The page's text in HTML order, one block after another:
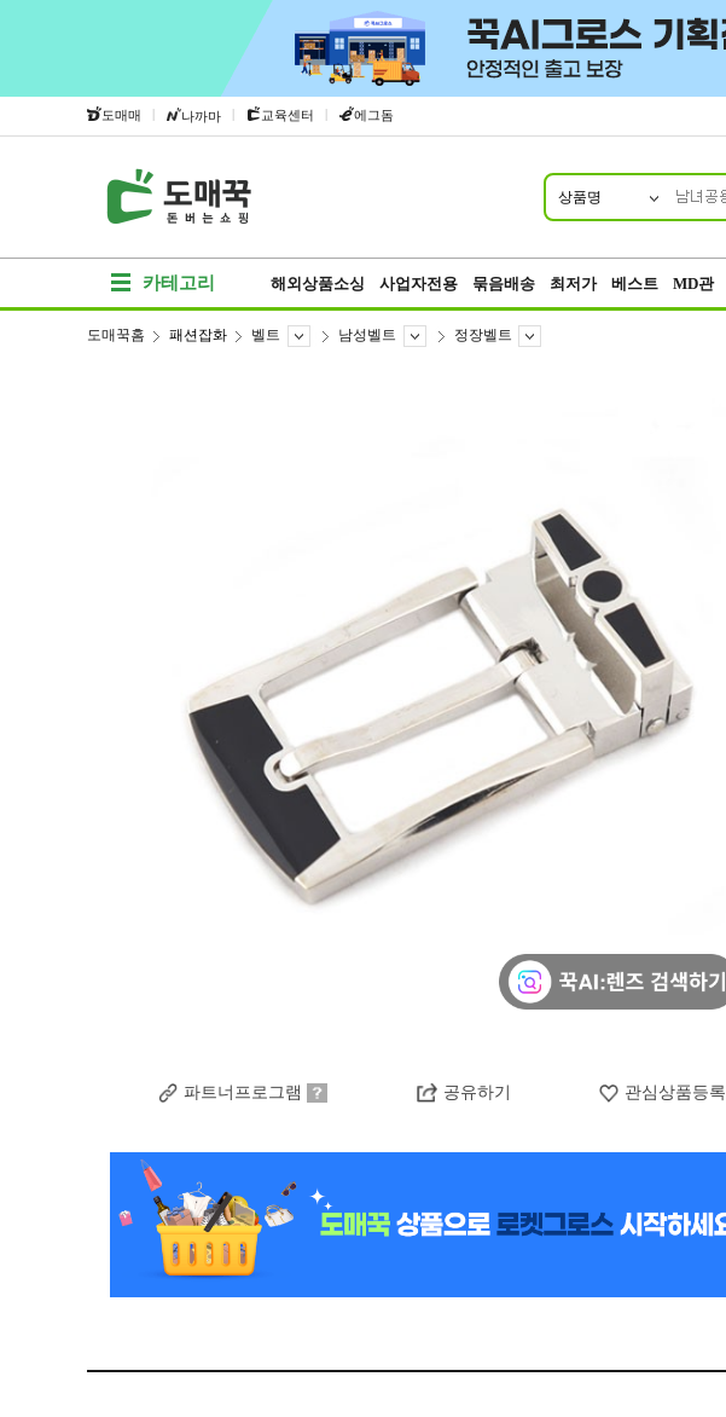
도매매 | 나까마 | 교육센터 | 에그돔
상품명
카테고리 해외상품소싱 사업자전용 묶음배송 최저가 베스트 MD관
도매꾹홈 패션잡화 벨트 남성벨트 정장벨트
파트너프로그램 공유하기 관심상품등록